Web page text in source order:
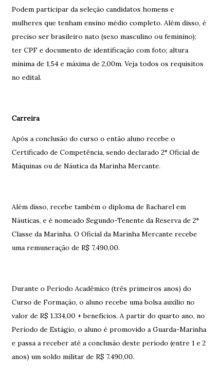
Podem participar da seleção candidatos homens e
mulheres que tenham ensino médio completo. Além disso, é
preciso ser brasileiro nato (sexo masculino ou feminino);
ter CPF e documento de identificação com foto; altura
mínima de 1,54 e máxima de 2,00m. Veja todos os requisitos
no edital.
Carreira
Após a conclusão do curso o então aluno recebe o
Certificado de Competência, sendo declarado 2° Oficial de
Máquinas ou de Náutica da Marinha Mercante.
Além disso, recebe também o diploma de Bacharel em
Náuticas, e é nomeado Segundo-Tenente da Reserva de 2°
Classe da Marinha. O Oficial da Marinha Mercante recebe
uma remuneração de R$ 7.490,00.
Durante o Período Acadêmico (três primeiros anos) do
Curso de Formação, o aluno recebe uma bolsa auxílio no
valor de R$ 1.334,00 + benefícios. A partir do quarto ano, no
Período de Estágio, o aluno é promovido a Guarda-Marinha
e passa a receber até a conclusão deste período (entre 1 e 2
anos) um soldo militar de R$ 7.490,00.